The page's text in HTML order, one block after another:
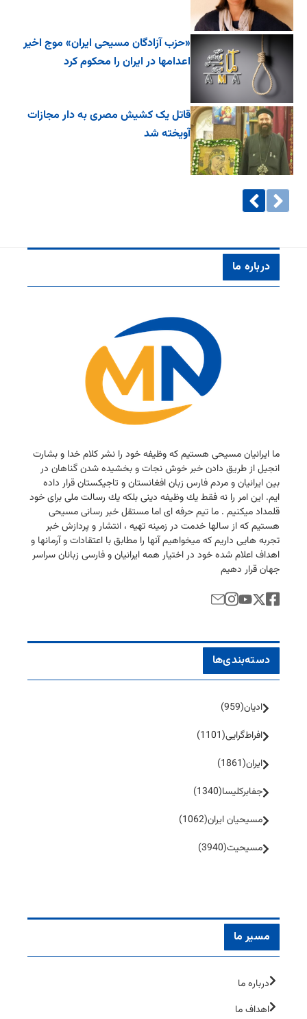
«حزب آزادگان مسیحی ایران» موج اخیر
اعدامها در ایران را محکوم کرد
قاتل یک کشیش مصری به دار مجازات
آویخته شد
درباره ما
ما ایرانیان مسیحی هستیم كه وظیفه خود را نشر كلام خدا و بشارت
انجیل از طریق دادن خبر خوش نجات و بخشیده شدن گناهان در
بین ایرانیان و مردم فارس زبان افغانستان و تاجیكستان قرار داده
ایم. این امر را نه فقط یك وظیفه دینی بلكه یك رسالت ملی برای خود
قلمداد میكنیم . ما تیم حرفه ای اما مستقل خبر رسانی مسیحی
هستیم كه از سالها خدمت در زمینه تهیه ، انتشار و پردازش خبر
تجربه هایی داریم كه میخواهیم آنها را مطابق با اعتقادات و آرمانها و
اهداف اعلام شده خود در اختیار همه ایرانیان و فارسی زبانان سراسر
جهان قرار دهیم
دسته‌بندی‌ها
ادیان(959)
افراط‌گرایی(1101)
ایران(1861)
جفا‌بر‌کلیسا(1340)
مسیحیان ایران(1062)
مسیحیت(3940)
مسیر ما
درباره ما
اهداف ما